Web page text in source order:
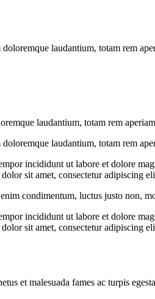
laudantium, totam rem
laudantium, totam rem
laudantium, totam rem
incididunt ut labore et dolore
sit amet, consectetur adipiscing
condimentum, luctus justo non,
incididunt ut labore et dolore
sit amet, consectetur adipiscing
et malesuada fames ac turpis